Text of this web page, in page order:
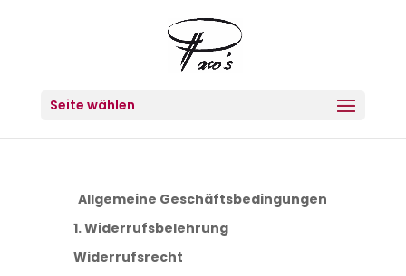
Seite wählen
Allgemeine Geschäftsbedingungen
1. Widerrufsbelehrung
Widerrufsrecht